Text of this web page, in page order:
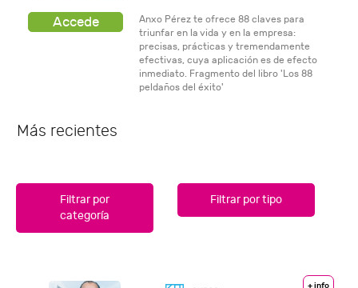
Anxo Pérez te ofrece 88 claves para
triunfar en la vida y en la empresa:
precisas, prácticas y tremendamente
efectivas, cuya aplicación es de efecto
inmediato. Fragmento del libro 'Los 88
peldaños del éxito'
Más recientes
Filtrar por
categoría
Filtrar por tipo
+ info